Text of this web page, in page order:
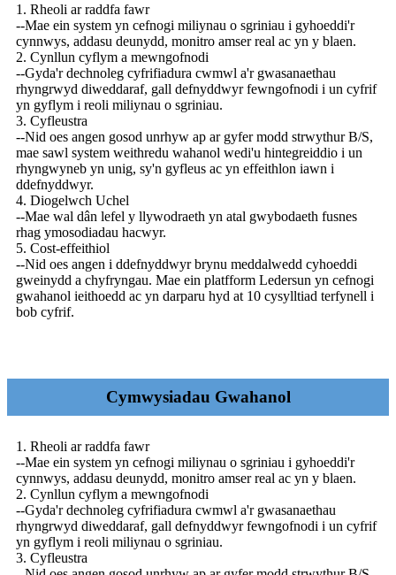
1. Rheoli ar raddfa fawr
--Mae ein system yn cefnogi miliynau o sgriniau i gyhoeddi'r
cynnwys, addasu deunydd, monitro amser real ac yn y blaen.
2. Cynllun cyflym a mewngofnodi
--Gyda'r dechnoleg cyfrifiadura cwmwl a'r gwasanaethau
rhyngrwyd diweddaraf, gall defnyddwyr fewngofnodi i un cyfrif
yn gyflym i reoli miliynau o sgriniau.
3. Cyfleustra
--Nid oes angen gosod unrhyw ap ar gyfer modd strwythur B/S,
mae sawl system weithredu wahanol wedi'u hintegreiddio i un
rhyngwyneb yn unig, sy'n gyfleus ac yn effeithlon iawn i
ddefnyddwyr.
4. Diogelwch Uchel
--Mae wal dân lefel y llywodraeth yn atal gwybodaeth fusnes
rhag ymosodiadau hacwyr.
5. Cost-effeithiol
--Nid oes angen i ddefnyddwyr brynu meddalwedd cyhoeddi
gweinydd a chyfryngau. Mae ein platfform Ledersun yn cefnogi
gwahanol ieithoedd ac yn darparu hyd at 10 cysylltiad terfynell i
bob cyfrif.
Cymwysiadau Gwahanol
1. Rheoli ar raddfa fawr
--Mae ein system yn cefnogi miliynau o sgriniau i gyhoeddi'r
cynnwys, addasu deunydd, monitro amser real ac yn y blaen.
2. Cynllun cyflym a mewngofnodi
--Gyda'r dechnoleg cyfrifiadura cwmwl a'r gwasanaethau
rhyngrwyd diweddaraf, gall defnyddwyr fewngofnodi i un cyfrif
yn gyflym i reoli miliynau o sgriniau.
3. Cyfleustra